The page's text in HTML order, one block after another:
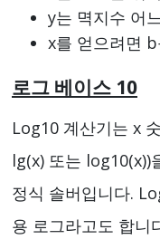
y는 멱지수 어
x를 얻으려면
로그 베이스 10
Log10 계산기는 x
lg(x) 또는 log10(x))
정식 솔버입니다.
용 로그라고도 합니